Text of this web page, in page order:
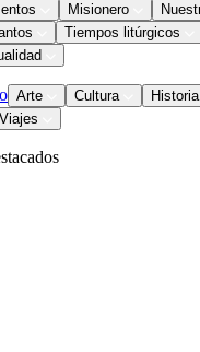
Misionero
Tiempos litúrgicos
Arte Cultura Historia
Viajes